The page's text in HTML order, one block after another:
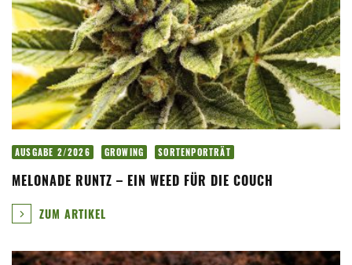
AUSGABE 2/2026 GROWING SORTENPORTRÄT
MELONADE RUNTZ – EIN WEED FÜR DIE COUCH
ZUM ARTIKEL